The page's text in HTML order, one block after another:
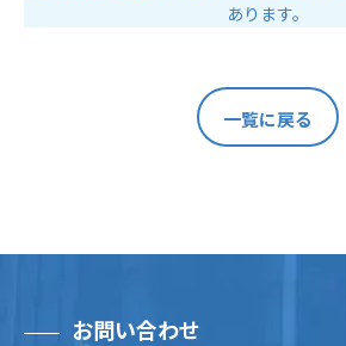
あります。
一覧に戻る
お問い合わせ